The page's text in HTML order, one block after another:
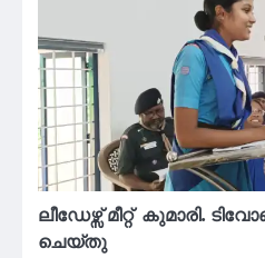
ലീഡേഴ്സ് മീറ്റ് കുമാരി.
ചെയ്തു